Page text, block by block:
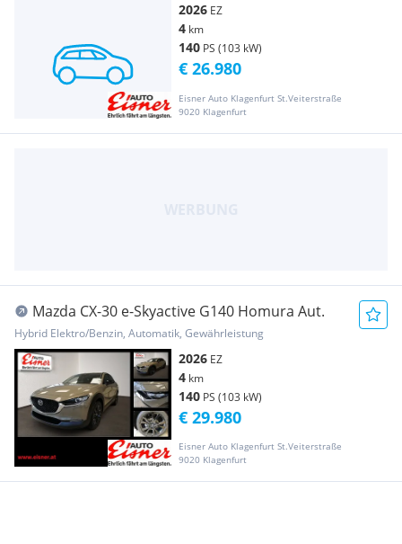
2026 EZ
4 km
140 PS (103 kW)
Eisner Auto Klagenfurt St.Veiterstraße
9020 Klagenfurt
€ 26.980
Mazda CX-30 e-Skyactive G140 Homura Aut.
Hybrid Elektro/Benzin, Automatik, Gewährleistung
2026 EZ
4 km
140 PS (103 kW)
Eisner Auto Klagenfurt St.Veiterstraße
9020 Klagenfurt
€ 29.980